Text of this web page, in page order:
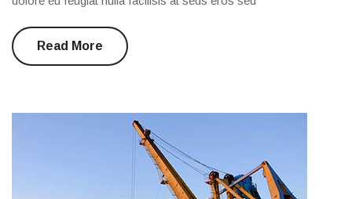
Read More